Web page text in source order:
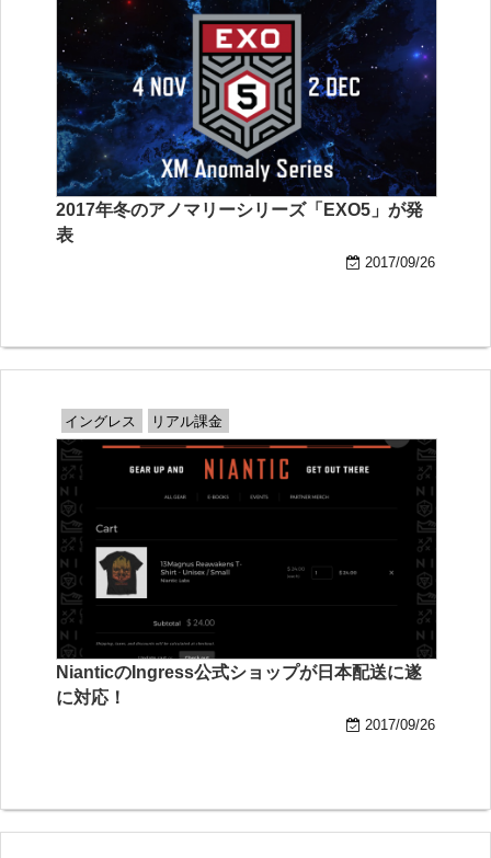
2017年冬のアノマリーシリーズ「EXO5」が発
表
2017/09/26
イングレス リアル課金
NianticのIngress公式ショップが日本配送に遂
に対応！
2017/09/26